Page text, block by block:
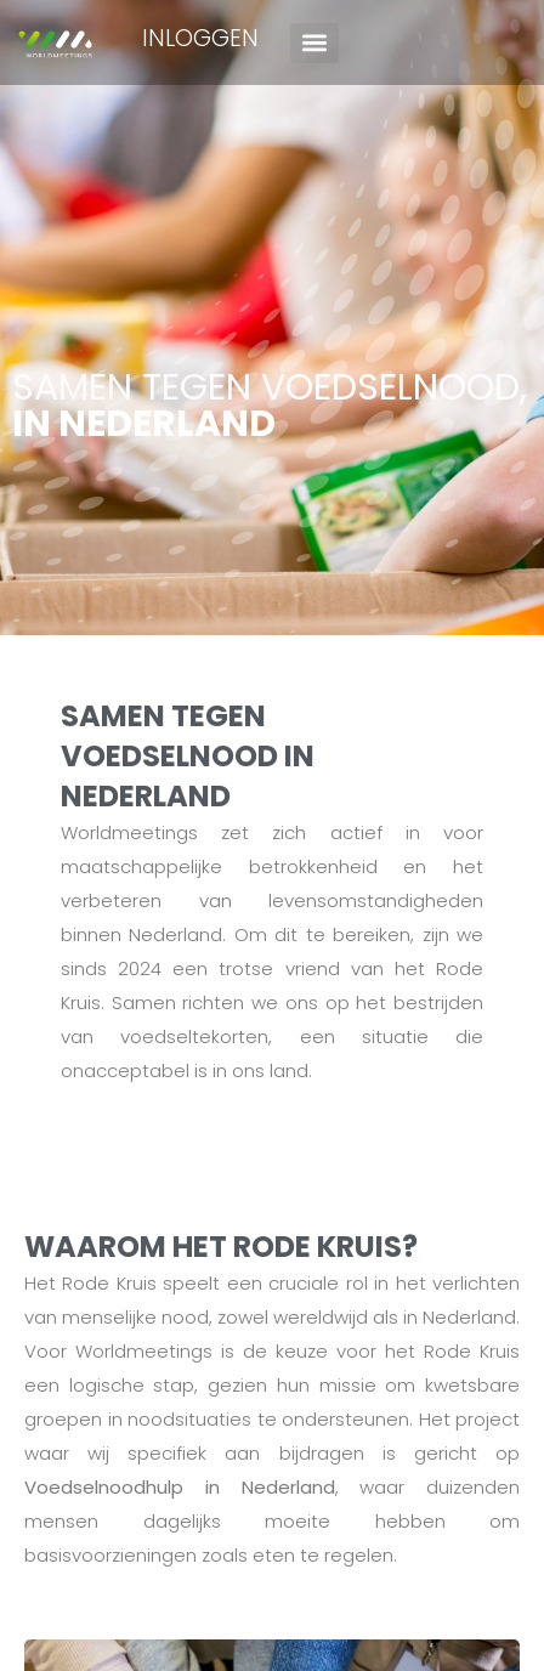
INLOGGEN
SAMEN TEGEN VOEDSELNOOD,
IN NEDERLAND
SAMEN TEGEN
VOEDSELNOOD IN
NEDERLAND
Worldmeetings zet zich actief in voor
maatschappelijke betrokkenheid en het
verbeteren van levensomstandigheden
binnen Nederland. Om dit te bereiken, zijn we
sinds 2024 een trotse vriend van het Rode
Kruis. Samen richten we ons op het bestrijden
van voedseltekorten, een situatie die
onacceptabel is in ons land.
WAAROM HET RODE KRUIS?
Het Rode Kruis speelt een cruciale rol in het verlichten
van menselijke nood, zowel wereldwijd als in Nederland.
Voor Worldmeetings is de keuze voor het Rode Kruis
een logische stap, gezien hun missie om kwetsbare
groepen in noodsituaties te ondersteunen. Het project
waar wij specifiek aan bijdragen is gericht op
Voedselnoodhulp in Nederland, waar duizenden
mensen dagelijks moeite hebben om
basisvoorzieningen zoals eten te regelen.